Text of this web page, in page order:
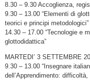
8.30 – 9.30 Accoglienza,
9.30 – 13.00 “Elementi di
teorici e principi metodologici”
14.30 – 17.00 “Tecnologie e
glottodidattica”
MARTEDI’ 3 SETTEMBRE
9.30 – 13.00 “Insegnare
dell’Apprendimento: